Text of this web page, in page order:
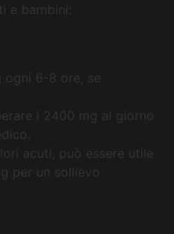
e bambini:
ogni 6-8 ore, se
i 2400 mg al giorno
acuti, può essere utile
per un sollievo